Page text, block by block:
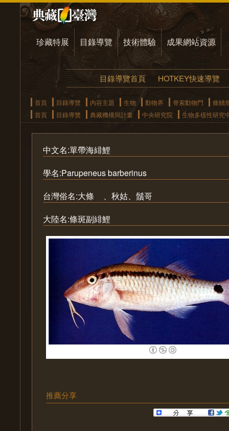
珍藏特展 目錄導覽 技術體驗 成果網站資源
目錄導覽首頁 HOTKEY快速導覽
首頁 目錄導覽 內容主題 生物 動物界 脊索動物門
條鰭
首頁
目錄導覽 典藏機構與計畫 中央研究院 生物多樣性研究
中文名:單帶海緋鯉
學名:Parupeneus barberinus
台灣俗名:大條
、秋姑、鬚哥
大陸名:條斑副緋鯉
推薦分享